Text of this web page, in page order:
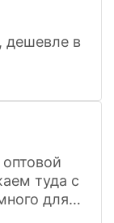
дешевле в
туда с
для
всё, что